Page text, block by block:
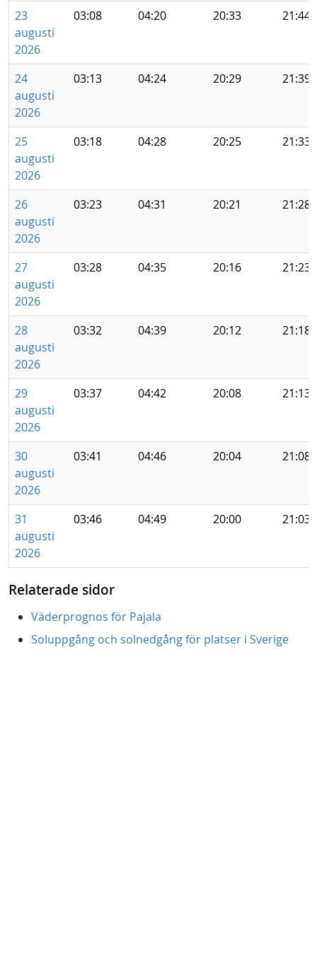
23
augusti
2026
03:08 04:20 20:33 21:44
24
augusti
2026
03:13 04:24 20:29 21:39
25
augusti
2026
03:18 04:28 20:25 21:33
26
augusti
2026
03:23 04:31 20:21 21:28
27
augusti
2026
03:28 04:35 20:16 21:23
28
augusti
2026
03:32 04:39 20:12 21:18
29
augusti
2026
03:37 04:42 20:08 21:13
30
augusti
2026
03:41 04:46 20:04 21:08
31
augusti
2026
03:46 04:49 20:00 21:03
Relaterade sidor
Väderprognos för Pajala
Soluppgång och solnedgång för platser i Sverige